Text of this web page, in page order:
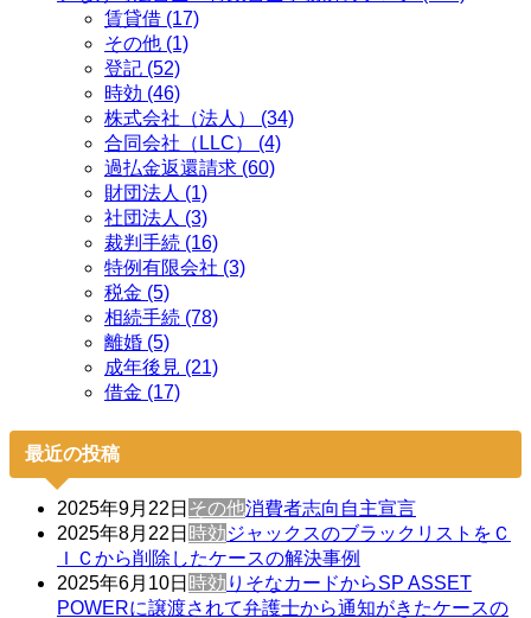
賃貸借 (17)
その他 (1)
登記 (52)
時効 (46)
株式会社（法人） (34)
合同会社（LLC） (4)
過払金返還請求 (60)
財団法人 (1)
社団法人 (3)
裁判手続 (16)
特例有限会社 (3)
税金 (5)
相続手続 (78)
離婚 (5)
成年後見 (21)
借金 (17)
最近の投稿
2025年9月22日 その他消費者志向自主宣言
2025年8月22日 時効ジャックスのブラックリストをＣ
ＩＣから削除したケースの解決事例
2025年6月10日 時効 りそなカードからSP ASSET
POWERに譲渡されて弁護士から通知がきたケースの